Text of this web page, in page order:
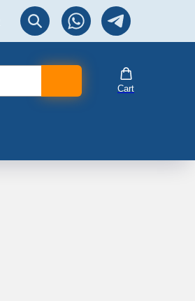
Перезвоните мне!
Cart